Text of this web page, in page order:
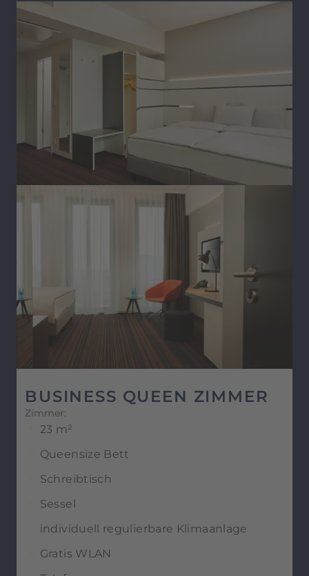
BUSINESS QUEEN ZIMMER
Zimmer:
23 m²
Queensize Bett
Schreibtisch
Sessel
individuell regulierbare Klimaanlage
Gratis WLAN